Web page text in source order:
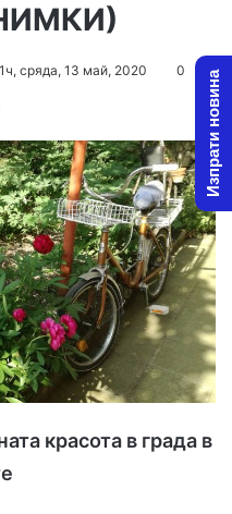
сряда, 13 май, 2020 0
красота в града в
Изпрати новина